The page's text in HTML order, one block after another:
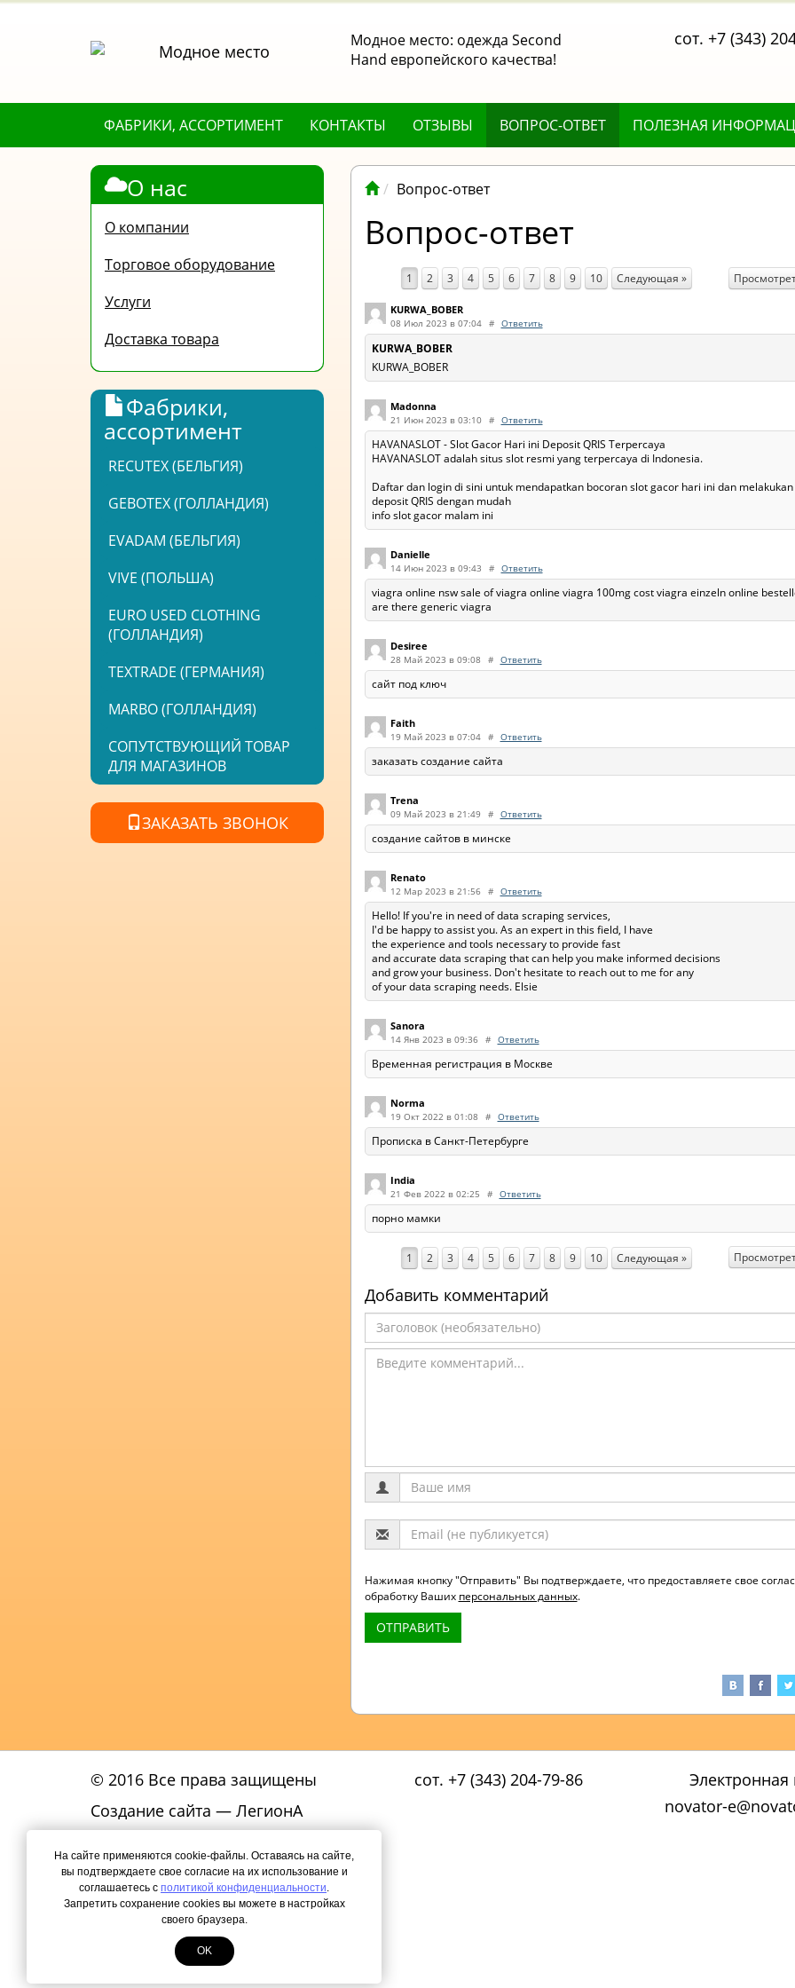
Модное место: одежда Second
Hand европейского качества!
сот. +7 (343)
ФАБРИКИ, АССОРТИМЕНТ КОНТАКТЫ ОТЗЫВЫ ВОПРОС-ОТВЕТ ПОЛЕЗНАЯ
О нас
О компании
Торговое оборудование
Услуги
Доставка товара
Фабрики,
ассортимент
RECUTEX (БЕЛЬГИЯ)
GEBOTEX (ГОЛЛАНДИЯ)
EVADAM (БЕЛЬГИЯ)
VIVE (ПОЛЬША)
EURO USED CLOTHING
(ГОЛЛАНДИЯ)
TEXTRADE (ГЕРМАНИЯ)
MARBO (ГОЛЛАНДИЯ)
СОПУТСТВУЮЩИЙ ТОВАР
ДЛЯ МАГАЗИНОВ
ЗАКАЗАТЬ ЗВОНОК
Вопрос-ответ
Вопрос-ответ
1 2 3 4 5 6 7 8 9 10 Следующая »
KURWA_BOBER
08 Июл 2023 в 07:04 # Ответить
KURWA_BOBER
KURWA_BOBER
Madonna
21 Июн 2023 в 03:10 # Ответить
HAVANASLOT - Slot Gacor Hari ini Deposit QRIS Terpercaya
HAVANASLOT adalah situs slot resmi yang terpercaya di Indonesia.
Daftar dan login di sini untuk mendapatkan bocoran slot gacor hari ini dan
deposit QRIS dengan mudah
info slot gacor malam ini
Danielle
14 Июн 2023 в 09:43 # Ответить
viagra online nsw sale of viagra online viagra 100mg cost viagra einzeln online
are there generic viagra
Desiree
28 Май 2023 в 09:08 # Ответить
сайт под ключ
Faith
19 Май 2023 в 07:04 # Ответить
заказать создание сайта
Trena
09 Май 2023 в 21:49 # Ответить
создание сайтов в минске
Renato
12 Мар 2023 в 21:56 # Ответить
Hello! If you're in need of data scraping services,
I'd be happy to assist you. As an expert in this field, I have
the experience and tools necessary to provide fast
and accurate data scraping that can help you make informed decisions
and grow your business. Don't hesitate to reach out to me for any
of your data scraping needs. Elsie
Sanora
14 Янв 2023 в 09:36 # Ответить
Временная регистрация в Москве
Norma
19 Окт 2022 в 01:08 # Ответить
Прописка в Санкт-Петербурге
India
21 Фев 2022 в 02:25 # Ответить
порно мамки
1 2 3 4 5 6 7 8 9 10 Следующая »
Добавить комментарий
Нажимая кнопку "Отправить" Вы подтверждаете, что предоставляете свое
обработку Ваших персональных данных.
ОТПРАВИТЬ
© 2016 Все права защищены
Создание сайта — ЛегионА
конфиденциальности
КАРТА САЙТА
сот. +7 (343) 204-79-86
Электронная
novator-
На сайте применяются cookie-файлы. Оставаясь на сайте,
вы подтверждаете свое согласие на их использование и
соглашаетесь с политикой конфиденциальности.
Запретить сохранение cookies вы можете в настройках
своего браузера.
OK